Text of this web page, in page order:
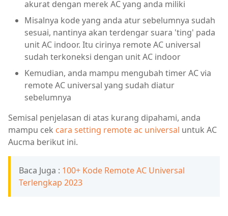
akurat dengan merek AC yang anda miliki
Misalnya kode yang anda atur sebelumnya sudah
sesuai, nantinya akan terdengar suara 'ting' pada
unit AC indoor. Itu cirinya remote AC universal
sudah terkoneksi dengan unit AC indoor
Kemudian, anda mampu mengubah timer AC via
remote AC universal yang sudah diatur
sebelumnya
Semisal penjelasan di atas kurang dipahami, anda
mampu cek cara setting remote ac universal untuk AC
Aucma berikut ini.
Baca Juga : 100+ Kode Remote AC Universal
Terlengkap 2023